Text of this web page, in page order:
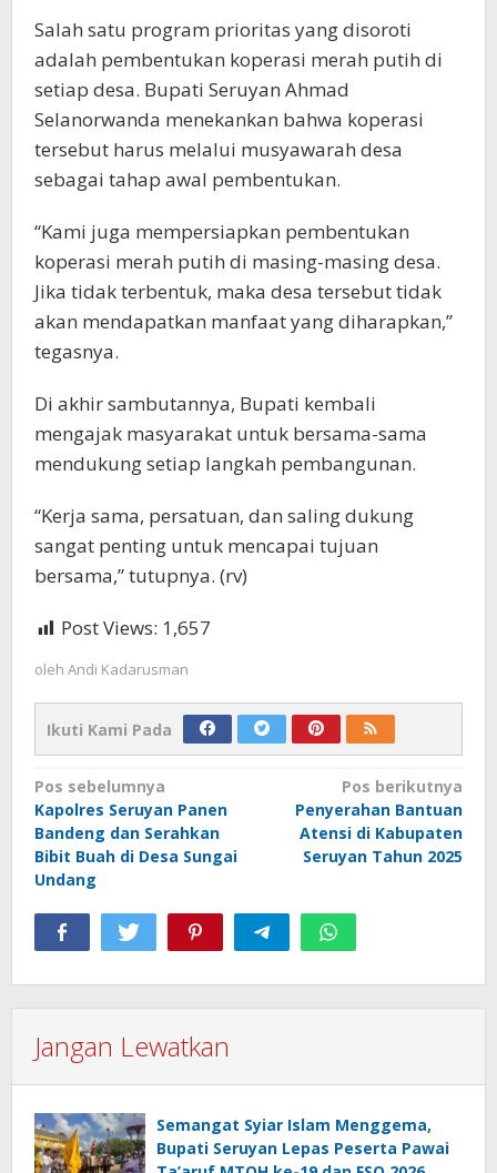
Salah satu program prioritas yang disoroti
adalah pembentukan koperasi merah putih di
setiap desa. Bupati Seruyan Ahmad
Selanorwanda menekankan bahwa koperasi
tersebut harus melalui musyawarah desa
sebagai tahap awal pembentukan.
“Kami juga mempersiapkan pembentukan
koperasi merah putih di masing-masing desa.
Jika tidak terbentuk, maka desa tersebut tidak
akan mendapatkan manfaat yang diharapkan,”
tegasnya.
Di akhir sambutannya, Bupati kembali
mengajak masyarakat untuk bersama-sama
mendukung setiap langkah pembangunan.
“Kerja sama, persatuan, dan saling dukung
sangat penting untuk mencapai tujuan
bersama,” tutupnya. (rv)
Post Views: 1,657
oleh Andi Kadarusman
Ikuti Kami Pada
Navigasi
pos
Pos sebelumnya
Kapolres Seruyan Panen
Bandeng dan Serahkan
Bibit Buah di Desa Sungai
Undang
Pos berikutnya
Penyerahan Bantuan
Atensi di Kabupaten
Seruyan Tahun 2025
Jangan Lewatkan
Semangat Syiar Islam Menggema,
Bupati Seruyan Lepas Peserta Pawai